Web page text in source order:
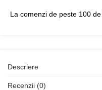
La comenzi de peste 100
Descriere
Recenzii (0)